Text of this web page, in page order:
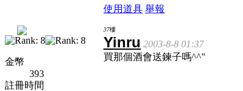
使用道具 舉報
金幣
393
註冊時間
37樓
Yinru 2003-8-8 01:37
買那個酒會送鍊子嗎^^"